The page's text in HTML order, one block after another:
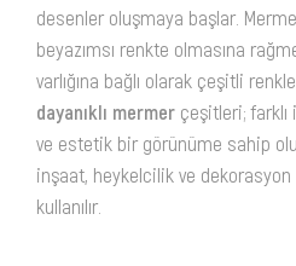
desenler oluşmaya başlar.
beyazımsı renkte olmasına
varlığına bağlı olarak çeşitli
dayanıklı mermer çeşitleri;
ve estetik bir görünüme sahip
inşaat, heykelcilik ve
kullanılır.